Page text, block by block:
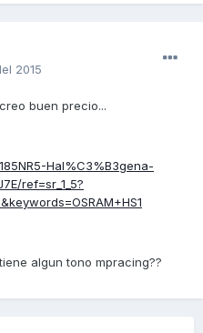
2015
buen precio...
Hal%C3%B3gena-
ref=sr_1_5?
algun tono mpracing??